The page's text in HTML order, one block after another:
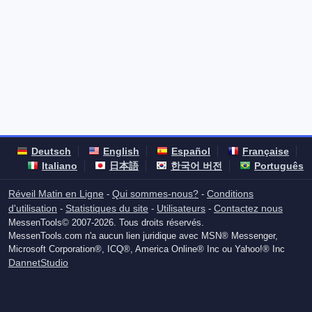
Deutsch English Español
Française
Italiano
日本語 한국어 버전 Português
Réveil Matin en Ligne - Qui sommes-nous? - Conditions
d'utilisation - Statistiques du site - Utilisateurs - Contactez nous
MessenTools© 2007-2026. Tous droits réservés.
MessenTools.com n'a aucun lien juridique avec MSN® Messenger,
Microsoft Corporation®, ICQ®, America Online® Inc ou Yahoo!® Inc
DannetStudio